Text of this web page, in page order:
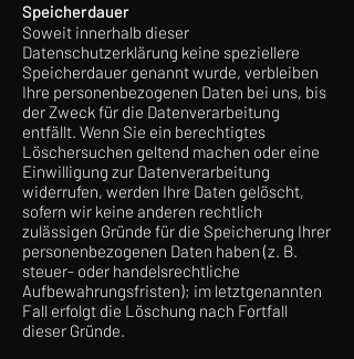
Speicherdauer
Soweit innerhalb dieser
Datenschutzerklärung keine speziellere
Speicherdauer genannt wurde, verbleiben
Ihre personenbezogenen Daten bei uns, bis
der Zweck für die Datenverarbeitung
entfällt. Wenn Sie ein berechtigtes
Löschersuchen geltend machen oder eine
Einwilligung zur Datenverarbeitung
widerrufen, werden Ihre Daten gelöscht,
sofern wir keine anderen rechtlich
zulässigen Gründe für die Speicherung Ihrer
personenbezogenen Daten haben (z. B.
steuer- oder handelsrechtliche
Aufbewahrungsfristen); im letztgenannten
Fall erfolgt die Löschung nach Fortfall
dieser Gründe.